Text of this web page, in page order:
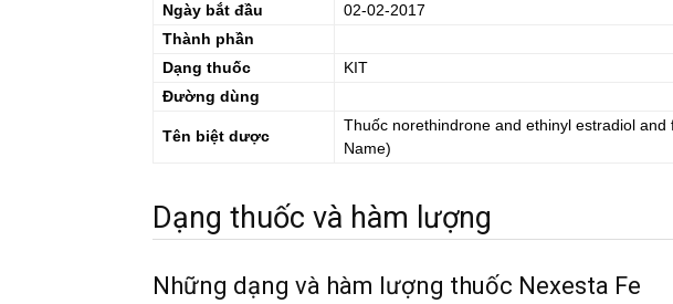
Ngày bắt đầu
02-02-2017
Thành phần
Dạng thuốc
KIT
Đường dùng
Tên biệt dược
Thuốc norethindrone and ethinyl estradiol and
Name)
Dạng thuốc và hàm lượng
Những dạng và hàm lượng thuốc Nexesta Fe